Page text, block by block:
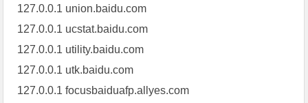
127.0.0.1 union.baidu.com
127.0.0.1 ucstat.baidu.com
127.0.0.1 utility.baidu.com
127.0.0.1 utk.baidu.com
127.0.0.1 focusbaiduafp.allyes.com